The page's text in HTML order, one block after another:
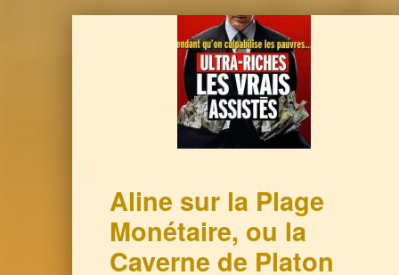
Aline sur la Plage
Monétaire, ou la
Caverne de Platon